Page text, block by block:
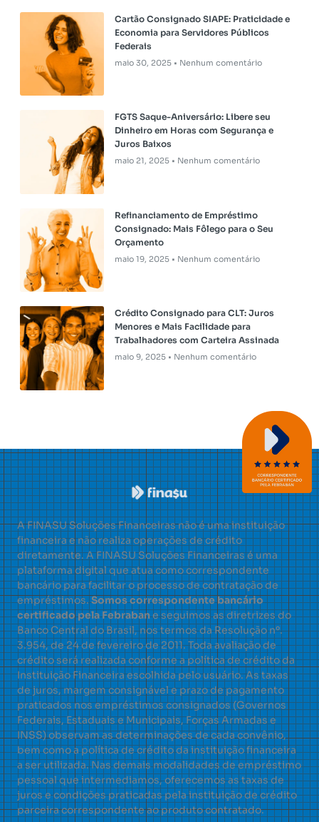
Cartão Consignado SIAPE: Praticidade e
Economia para Servidores Públicos
Federais
maio 30, 2025 Nenhum comentário
FGTS Saque-Aniversário: Libere seu
Dinheiro em Horas com Segurança e
Juros Baixos
maio 21, 2025 Nenhum comentário
Refinanciamento de Empréstimo
Consignado: Mais Fôlego para o Seu
Orçamento
maio 19, 2025 Nenhum comentário
Crédito Consignado para CLT: Juros
Menores e Mais Facilidade para
Trabalhadores com Carteira Assinada
maio 9, 2025 Nenhum comentário
A FINASU Soluções Financeiras não é uma instituição
financeira e não realiza operações de crédito
diretamente. A FINASU Soluções Financeiras é uma
plataforma digital que atua como correspondente
bancário para facilitar o processo de contratação de
empréstimos.Somos correspondente bancário
certificado pela Febrabane seguimos as diretrizes do
Banco Central do Brasil, nos termos da Resolução nº.
3.954, de 24 de fevereiro de 2011. Toda avaliação de
crédito será realizada conforme a política de crédito da
Instituição Financeira escolhida pelo usuário. As taxas
de juros, margem consignável e prazo de pagamento
praticados nos empréstimos consignados (Governos
Federais, Estaduais e Municipais, Forças Armadas e
INSS) observam as determinações de cada convênio,
bem como a política de crédito da instituição financeira
a ser utilizada. Nas demais modalidades de empréstimo
pessoal que intermediamos, oferecemos as taxas de
juros e condições praticadas pela instituição de crédito
parceira correspondente ao produto contratado.